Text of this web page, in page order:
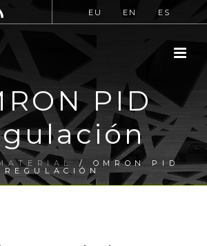
EU EN ES
PID
/ OMRON PID
REGULACIÓN